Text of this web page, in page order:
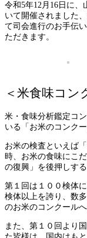
令和5年12月16日に
いて開催されました、
て司会進行のお手伝
ただきます。
＜米食味コン
米・食味分析鑑定コ
いる「お米のコンクー
お米の検査といえば
時、お米の食味にこ
の復興」を後押しす
第１回は１００検体
検体以上を誇り、数
のお米のコンクール
また、第１０回より